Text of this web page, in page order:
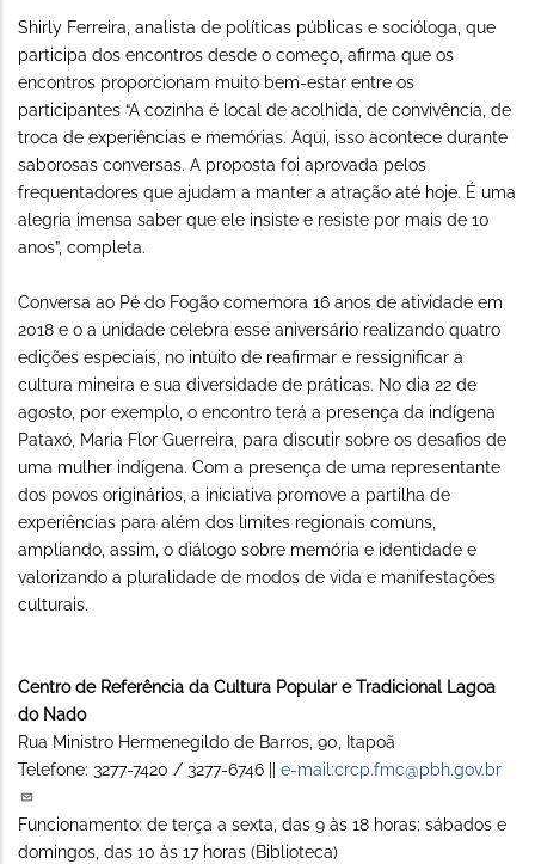
Shirly Ferreira, analista de políticas públicas e socióloga, que
participa dos encontros desde o começo, afirma que os
encontros proporcionam muito bem-estar entre os
participantes “A cozinha é local de acolhida, de convivência, de
troca de experiências e memórias. Aqui, isso acontece durante
saborosas conversas. A proposta foi aprovada pelos
frequentadores que ajudam a manter a atração até hoje. É uma
alegria imensa saber que ele insiste e resiste por mais de 10
anos”, completa.
Conversa ao Pé do Fogão comemora 16 anos de atividade em
2018 e o a unidade celebra esse aniversário realizando quatro
edições especiais, no intuito de reafirmar e ressignificar a
cultura mineira e sua diversidade de práticas. No dia 22 de
agosto, por exemplo, o encontro terá a presença da indígena
Pataxó, Maria Flor Guerreira, para discutir sobre os desafios de
uma mulher indígena. Com a presença de uma representante
dos povos originários, a iniciativa promove a partilha de
experiências para além dos limites regionais comuns,
ampliando, assim, o diálogo sobre memória e identidade e
valorizando a pluralidade de modos de vida e manifestações
culturais.
Centro de Referência da Cultura Popular e Tradicional Lagoa
do Nado
Rua Ministro Hermenegildo de Barros, 90, Itapoã
Telefone: 3277-7420 / 3277-6746 || e-mail:crcp.fmc@pbh.gov.br
Funcionamento: de terça a sexta, das 9 às 18 horas; sábados e
domingos, das 10 às 17 horas (Biblioteca)